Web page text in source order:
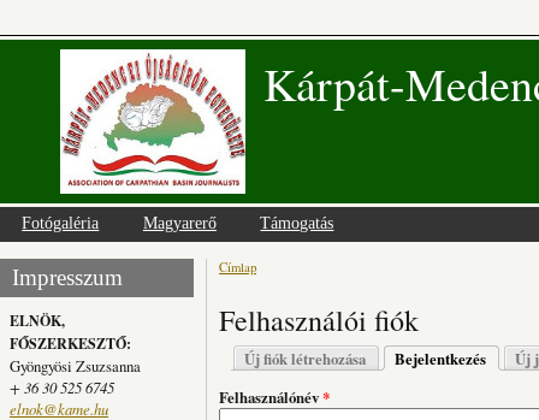
Kárpát-
Fotógaléria Magyarerő Támogatás
Impresszum
ELNÖK,
FŐSZERKESZTŐ:
Gyöngyösi Zsuzsanna
+ 36 30 525 6745
elnok@kame.hu
Jelenlegi hely
Címlap
Felhasználói fiók
Elsődleges fülek
Új fiók létrehozása Bejelentkezés (aktív
Új
Felhasználónév*